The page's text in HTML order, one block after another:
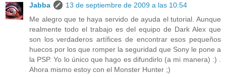
Jabba
13 de septiembre de 2009 a las 10:54
Me alegro que te haya servido de ayuda el tutorial. Aunque
realmente todo el trabajo es del equipo de Dark Alex que
son los verdaderos artífices de encontrar esos pequeños
huecos por los que romper la seguridad que Sony le pone a
la PSP. Yo lo único que hago es difundirlo (a mi manera) :) .
Ahora mismo estoy con el Monster Hunter ;)